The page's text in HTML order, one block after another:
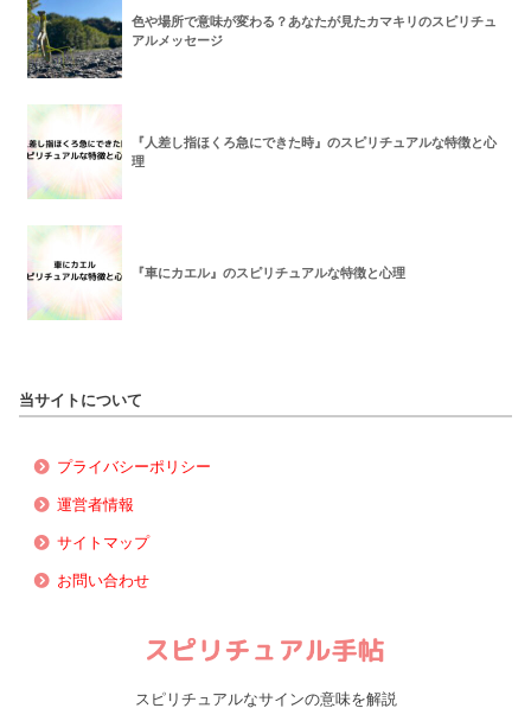
色や場所で意味が変わる？あなたが見たカマキリのスピリチュ
アルメッセージ
『人差し指ほくろ急にできた時』のスピリチュアルな特徴と心
理
『車にカエル』のスピリチュアルな特徴と心理
当サイトについて
プライバシーポリシー
運営者情報
サイトマップ
お問い合わせ
スピリチュアルなサインの意味を解説